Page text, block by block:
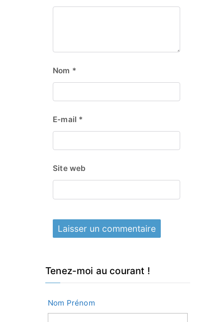
Nom *
E-mail *
Site web
Tenez-moi au courant !
Nom Prénom